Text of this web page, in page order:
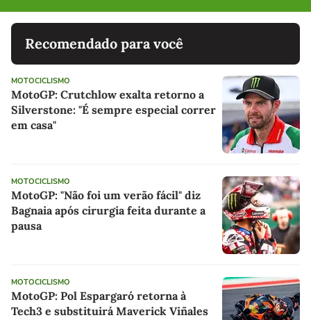
Recomendado para você
MOTOCICLISMO
MotoGP: Crutchlow exalta retorno a
Silverstone: "É sempre especial correr
em casa"
MOTOCICLISMO
MotoGP: "Não foi um verão fácil" diz
Bagnaia após cirurgia feita durante a
pausa
MOTOCICLISMO
MotoGP: Pol Espargaró retorna à
Tech3 e substituirá Maverick Viñales